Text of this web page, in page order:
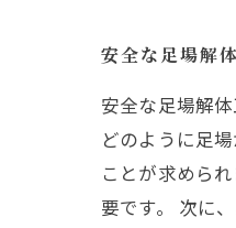
安全な足場解
安全な足場解
どのように足
ことが求めら
要です。 次に